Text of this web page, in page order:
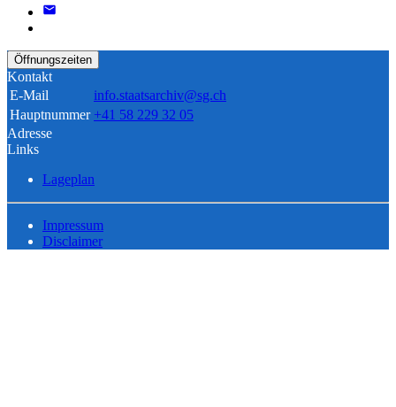
Öffnungszeiten
Kontakt
E-Mail
info.staatsarchiv@sg.ch
Hauptnummer +41 58 229 32 05
Adresse
Links
Lageplan
Impressum
Disclaimer